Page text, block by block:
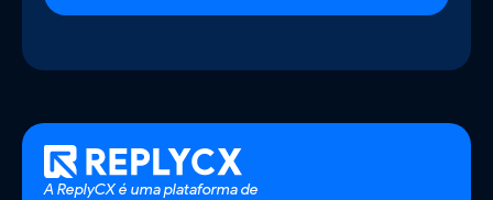
A ReplyCX é uma plataforma de